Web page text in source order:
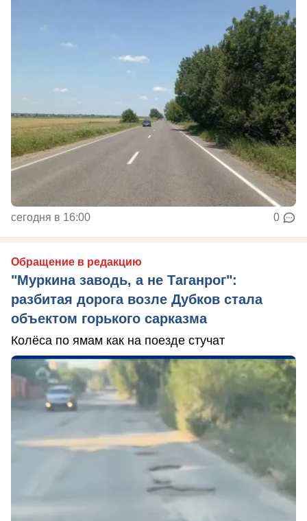
сегодня в 16:00 0
Обращение в редакцию
"Муркина заводь, а не Таганрог":
разбитая дорога возле Дубков стала
объектом горького сарказма
Колёса по ямам как на поезде стучат